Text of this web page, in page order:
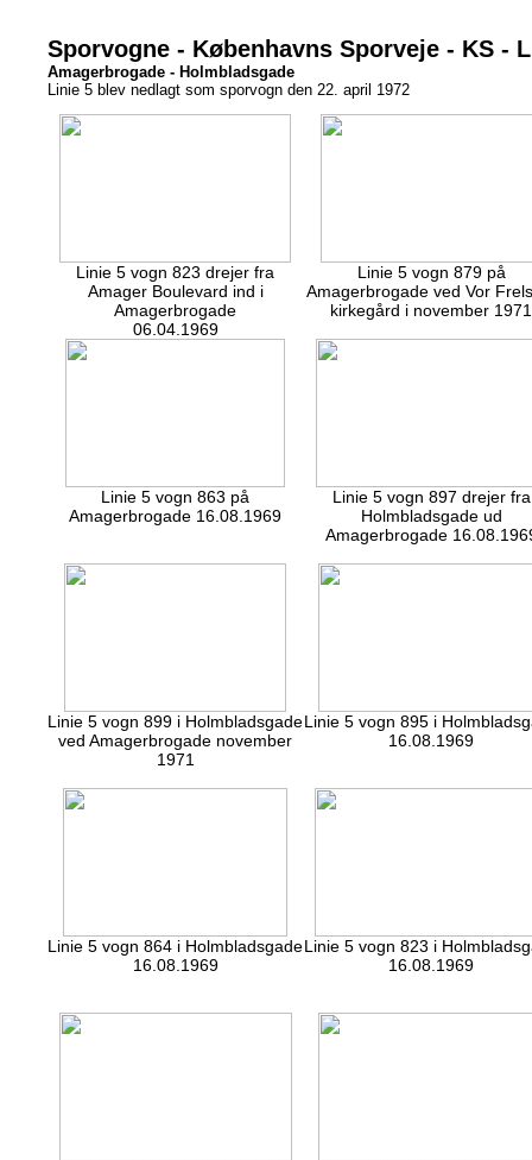
Sporvogne - Københavns Sporveje - KS -
Amagerbrogade - Holmbladsgade
Linie 5 blev nedlagt som sporvogn den 22. april 1972
Linie 5 vogn 823 drejer fra
Amager Boulevard ind i
Amagerbrogade
06.04.1969
Linie 5 vogn 879 på
Amagerbrogade ved Vor
kirkegård i november 1971
Linie 5 vogn 863 på
Amagerbrogade 16.08.1969
Linie 5 vogn 897 drejer fra
Holmbladsgade ud
Amagerbrogade
Linie 5 vogn 899 i Holmbladsgade
ved Amagerbrogade november
1971
Linie 5 vogn 895 i
16.08.1969
Linie 5 vogn 864 i Holmbladsgade
16.08.1969
Linie 5 vogn 823 i
16.08.1969